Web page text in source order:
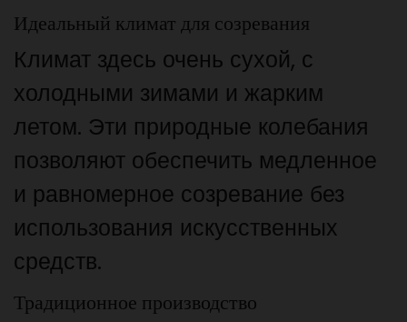
Идеальный климат для созревания
Климат здесь очень сухой, с
холодными зимами и жарким
летом. Эти природные колебания
позволяют обеспечить медленное
и равномерное созревание без
использования искусственных
средств.
Традиционное производство